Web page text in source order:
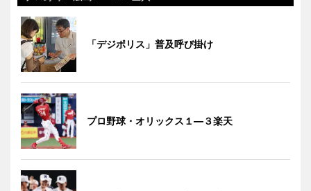
「デジポリス」普及呼び掛け
プロ野球・オリックス１―３楽天